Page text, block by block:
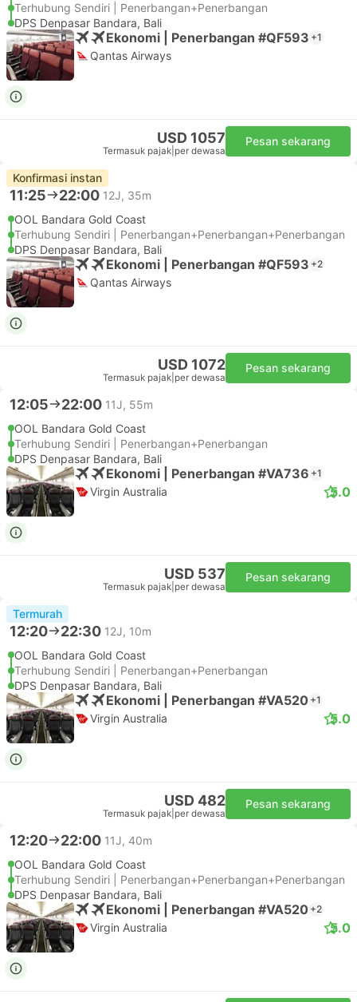
Terhubung Sendiri | Penerbangan+Penerbangan
DPS Denpasar Bandara, Bali
Ekonomi | Penerbangan #QF593 +1
Qantas Airways
USD 1057
Termasuk pajak per dewasa
Pesan sekarang
Konfirmasi instan
11:25 22:00 12J, 35m
OOL Bandara Gold Coast
Terhubung Sendiri | Penerbangan+Penerbangan+Penerbangan
DPS Denpasar Bandara, Bali
Ekonomi | Penerbangan #QF593 +2
Qantas Airways
USD 1072
Termasuk pajak per dewasa
Pesan sekarang
12:05 22:00 11J, 55m
OOL Bandara Gold Coast
Terhubung Sendiri | Penerbangan+Penerbangan
DPS Denpasar Bandara, Bali
Ekonomi | Penerbangan #VA736 +1
Virgin Australia 5.0
USD 537
Termasuk pajak per dewasa
Pesan sekarang
Termurah
12:20 22:30 12J, 10m
OOL Bandara Gold Coast
Terhubung Sendiri | Penerbangan+Penerbangan
DPS Denpasar Bandara, Bali
Ekonomi | Penerbangan #VA520 +1
Virgin Australia 5.0
USD 482
Termasuk pajak per dewasa
Pesan sekarang
12:20 22:00 11J, 40m
OOL Bandara Gold Coast
Terhubung Sendiri | Penerbangan+Penerbangan+Penerbangan
DPS Denpasar Bandara, Bali
Ekonomi | Penerbangan #VA520 +2
Virgin Australia 5.0